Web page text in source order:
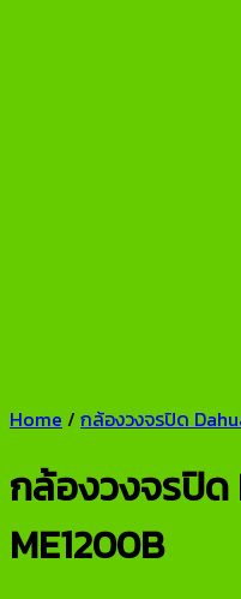
Home / กล้องวงจรปิด
กล้องวงจรปิด
ME1200B